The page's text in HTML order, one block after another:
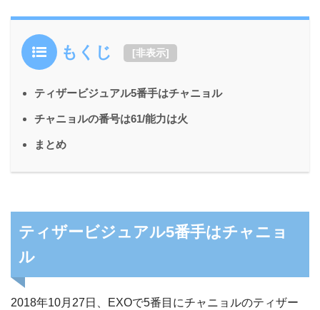
もくじ [非表示]
ティザービジュアル5番手はチャニョル
チャニョルの番号は61/能力は火
まとめ
ティザービジュアル5番手はチャニョ
ル
2018年10月27日、EXOで5番目にチャニョルのティザー